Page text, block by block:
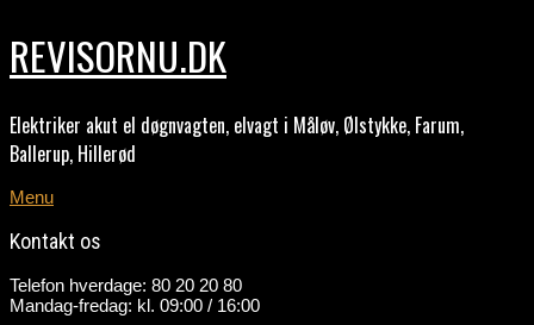
REVISORNU.DK
Elektriker akut el døgnvagten, elvagt i Måløv, Ølstykke, Farum,
Ballerup, Hillerød
Menu
Kontakt os
Telefon hverdage: 80 20 20 80
Mandag-fredag: kl. 09:00 / 16:00